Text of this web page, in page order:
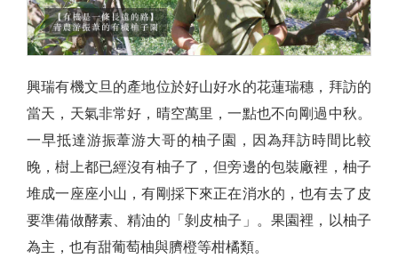
興瑞有機文旦的產地位於好山好水的花蓮瑞穗，拜訪的
當天，天氣非常好，晴空萬里，一點也不向剛過中秋。
一早抵達游振葦游大哥的柚子園，因為拜訪時間比較
晚，樹上都已經沒有柚子了，但旁邊的包裝廠裡，柚子
堆成一座座小山，有剛採下來正在消水的，也有去了皮
要準備做酵素、精油的「剝皮柚子」。果園裡，以柚子
為主，也有甜葡萄柚與臍橙等柑橘類。